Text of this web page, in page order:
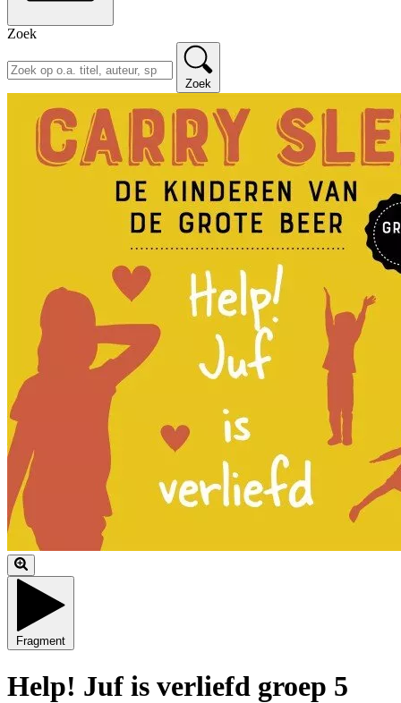
Zoek
Zoek
Fragment
Help! Juf is verliefd groep 5